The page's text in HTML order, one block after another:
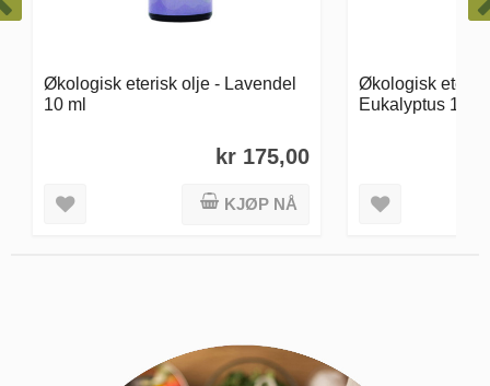
Økologisk eterisk olje -
Eukalyptus 10 ml
kr 150,00
KJØP NÅ
Økologisk
10 ml